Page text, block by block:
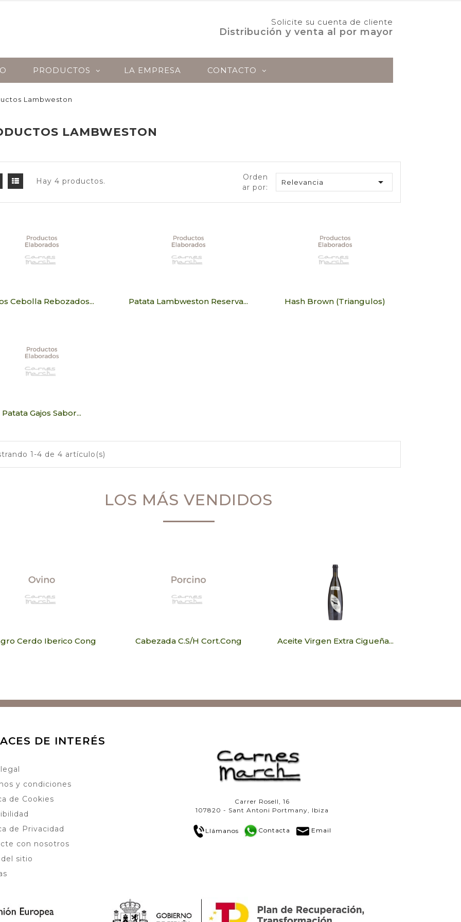
Solicite su cuenta de cliente
Distribución y venta al por mayor
PRODUCTOS LA EMPRESA CONTACTO
Lambweston
LAMBWESTON
Hay 4 productos.
Orden
ar por:
Relevancia 
Cebolla Rebozados... Patata Lambweston Reserva... Hash Brown (Triangulos)
Patata Gajos Sabor...
1-4 de 4 artículo(s)
LOS MÁS VENDIDOS
Cerdo Iberico Cong Cabezada C.S/H Cort.Cong Aceite Virgen Extra Cigueña...
DE INTERÉS
y condiciones
de Cookies
de Privacidad
con nosotros
sitio
Carrer Rosell, 16
107820 - Sant Antoni Portmany, Ibiza
Llámanos Contacta Email